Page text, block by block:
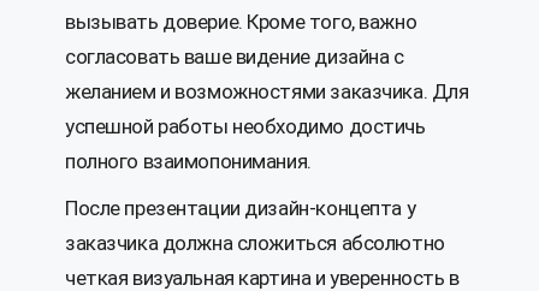
вызывать доверие. Кроме того, важно
согласовать ваше видение дизайна с
желанием и возможностями заказчика. Для
успешной работы необходимо достичь
полного взаимопонимания.
После презентации дизайн-концепта у
заказчика должна сложиться абсолютно
четкая визуальная картина и уверенность в